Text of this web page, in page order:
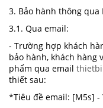
3. Bảo hành thông qua
3.1. Qua email:
- Trường hợp khách
bảo hành, khách hàng
phẩm qua email
thiết sau:
*Tiêu đề email: [M5s] -